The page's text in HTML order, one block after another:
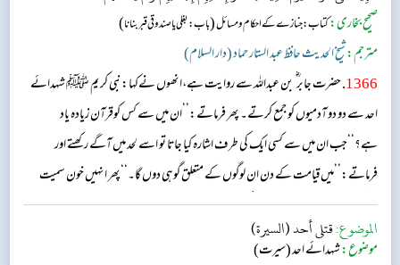
صحیح بخاری:کتاب: جنازے کے احکام و مسائل(باب: بغلی یا صندوقی قبر بنانا)
مترجم:شیخ الحدیث حافظ عبد الستار حماد (دار السلام)
1366 . حضرت جابر ؓ بن عبداللہ سے روایت ہے،انھوں نےکہا:نبی کریم ﷺ شہدائے
احد سے دو دو آدمیوں کو جمع کرتے۔ پھر فرماتے:’’ان میں سے کس کوقرآن زیادہ یاد
ہے؟‘‘جب ان میں سے کسی ایک کی طرف اشارہ کیا جاتا تو اسے لحد میں آگے رکھتے اور
فرماتے:’’میں قیامت کے دن ان لوگوں کے متعلق گوہی دوں گا۔‘‘پھر انہیں خون سمیت
دفن کرنے کا حکم فرمایا اور انھیں غسل بھی نہ دیا۔...
الموضوع:قتلى أحد (السيرة)
موضوع:شہدائے احد (سیرت)